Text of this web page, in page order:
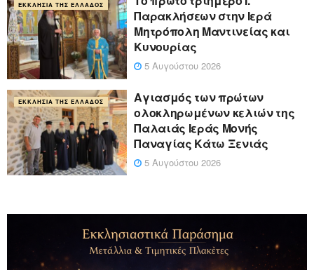
ΕΚΚΛΗΣΊΑ ΤΗΣ ΕΛΛΆΔΟΣ
Παρακλήσεων στην Ιερά
Μητρόπολη Μαντινείας και
Κυνουρίας
5 Αυγούστου 2026
ΕΚΚΛΗΣΊΑ ΤΗΣ ΕΛΛΆΔΟΣ
Αγιασμός των πρώτων
ολοκληρωμένων κελιών της
Παλαιάς Ιεράς Μονής
Παναγίας Κάτω Ξενιάς
5 Αυγούστου 2026